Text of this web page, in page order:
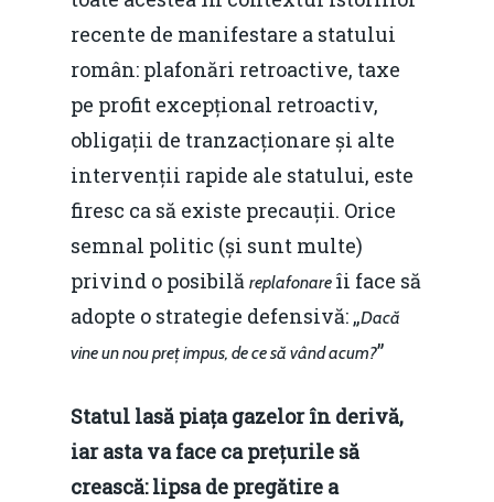
recente de manifestare a statului
român: plafonări retroactive, taxe
pe profit excepțional retroactiv,
obligații de tranzacționare și alte
intervenții rapide ale statului, este
firesc ca să existe precauții. Orice
semnal politic (și sunt multe)
privind o posibilă replafonare îi face să
adopte o strategie defensivă: „Dacă
vine un nou preț impus, de ce să vând acum?”
Statul lasă piața gazelor în derivă,
iar asta va face ca prețurile să
crească: lipsa de pregătire a